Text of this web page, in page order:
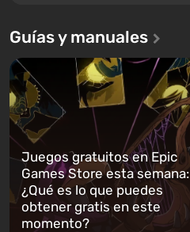
primera vez, el juego contará la
historia de tres personajes: Michael,
Trevor y Franklin, entre los cuales
podrás cambi...
Guías y manuales
Juegos gratuitos en Epic
Games Store esta semana:
¿Qué es lo que puedes
obtener gratis en este
momento?